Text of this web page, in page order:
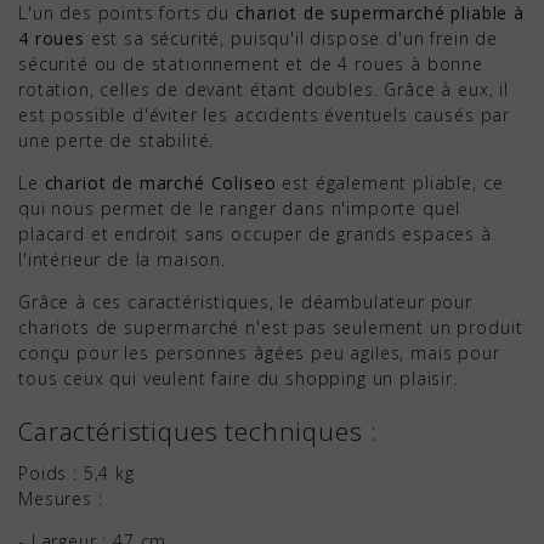
L'un des points forts du chariot de supermarché pliable à
4 roues est sa sécurité, puisqu'il dispose d'un frein de
sécurité ou de stationnement et de 4 roues à bonne
rotation, celles de devant étant doubles. Grâce à eux, il
est possible d'éviter les accidents éventuels causés par
une perte de stabilité.
Le chariot de marché Coliseo est également pliable, ce
qui nous permet de le ranger dans n'importe quel
placard et endroit sans occuper de grands espaces à
l'intérieur de la maison.
Grâce à ces caractéristiques, le déambulateur pour
chariots de supermarché n'est pas seulement un produit
conçu pour les personnes âgées peu agiles, mais pour
tous ceux qui veulent faire du shopping un plaisir.
Caractéristiques techniques :
Poids : 5,4 kg
Mesures :